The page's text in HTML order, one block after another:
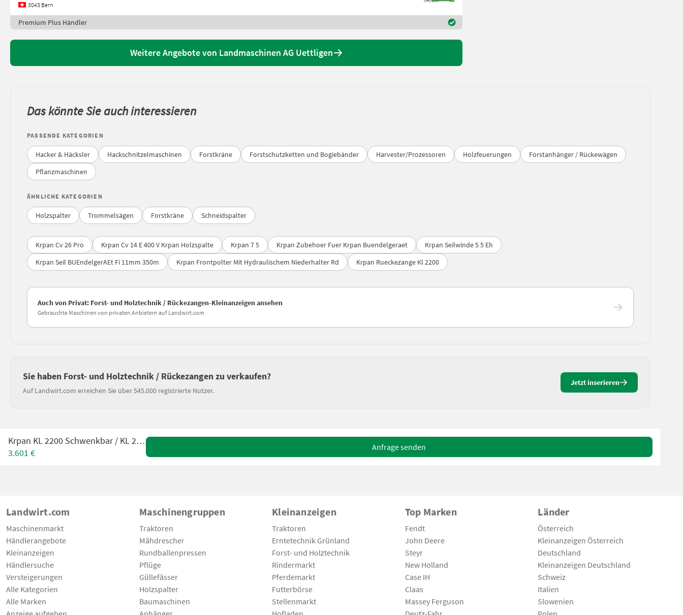
3043 Bern
Premium Plus Händler
Weitere Angebote von Landmaschinen AG Uettligen
Das könnte Sie auch interessieren
PASSENDE KATEGORIEN
Hacker & Häcksler Hackschnitzelmaschinen Forstkräne Forstschutzketten und Bogiebänder Harvester/Prozessoren Holzfeuerungen
Forstanhänger / Rückewägen
Pflanzmaschinen
ÄHNLICHE KATEGORIEN
Holzspalter Trommelsägen Forstkräne Schneidspalter
Krpan Cv 26 Pro Krpan Cv 14 E 400 V Krpan Holzspalte Krpan 7 5 Krpan Zubehoer Fuer Krpan Buendelgeraet
Krpan Seilwinde 5 5 Eh
Krpan Seil BUEndelgerAEt Fi 11mm 350m
Krpan Frontpolter Mit Hydraulischem Niederhalter Rd Krpan Rueckezange Kl 2200
Auch von Privat: Forst- und Holztechnik / Rückezangen-Kleinanzeigen ansehen
Gebrauchte Maschinen von privaten Anbietern auf Landwirt.com
Sie haben Forst- und Holztechnik / Rückezangen zu verkaufen?
Auf Landwirt.com erreichen Sie über 545.000 registrierte Nutzer.
Jetzt inserieren
Krpan KL 2200 Schwenkbar / KL 2200 pivotant
3.601 €
Anfrage senden
Landwirt.com
Maschinenmarkt
Händlerangebote
Kleinanzeigen
Händlersuche
Versteigerungen
Alle Kategorien
Alle Marken
Maschinengruppen
Traktoren
Mähdrescher
Rundballenpressen
Pflüge
Güllefässer
Holzspalter
Baumaschinen
Kleinanzeigen
Traktoren
Erntetechnik Grünland
Forst- und Holztechnik
Rindermarkt
Pferdemarkt
Futterbörse
Stellenmarkt
Top Marken
Fendt
John Deere
Steyr
New Holland
Case IH
Claas
Massey Ferguson
Länder
Österreich
Kleinanzeigen Österreich
Deutschland
Kleinanzeigen Deutschland
Schweiz
Italien
Slowenien